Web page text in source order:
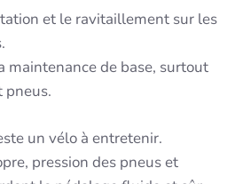
et le ravitaillement sur les
maintenance de base, surtout
pneus.
un vélo à entretenir.
pression des pneus et